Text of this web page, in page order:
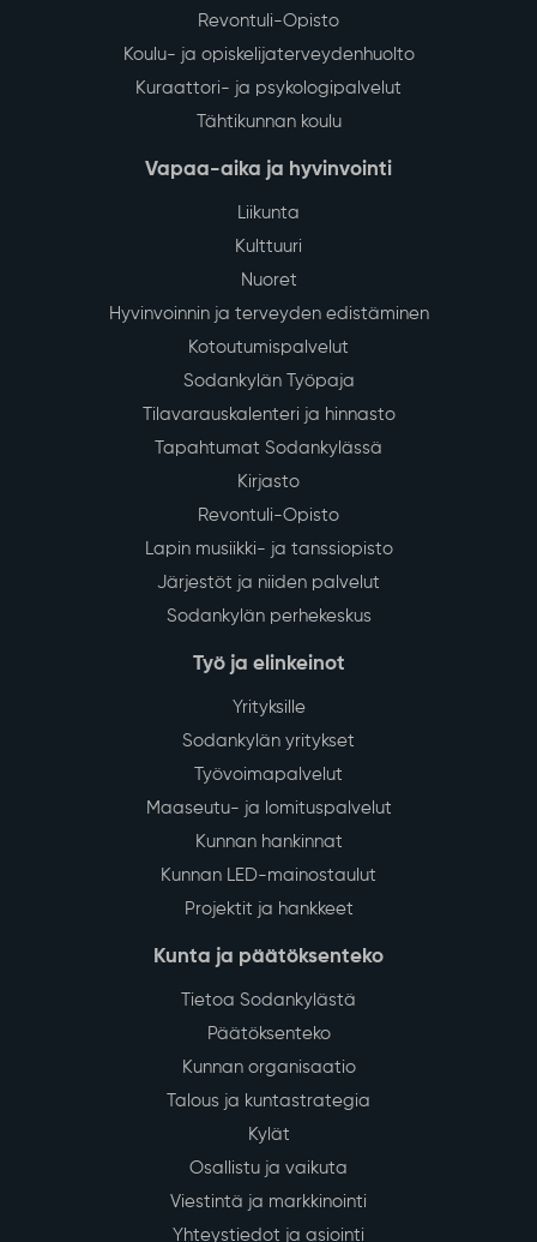
Revontuli-Opisto
Koulu- ja opiskelijaterveydenhuolto
Kuraattori- ja psykologipalvelut
Tähtikunnan koulu
Vapaa-aika ja hyvinvointi
Liikunta
Kulttuuri
Nuoret
Hyvinvoinnin ja terveyden edistäminen
Kotoutumispalvelut
Sodankylän Työpaja
Tilavarauskalenteri ja hinnasto
Tapahtumat Sodankylässä
Kirjasto
Revontuli-Opisto
Lapin musiikki- ja tanssiopisto
Järjestöt ja niiden palvelut
Sodankylän perhekeskus
Työ ja elinkeinot
Yrityksille
Sodankylän yritykset
Työvoimapalvelut
Maaseutu- ja lomituspalvelut
Kunnan hankinnat
Kunnan LED-mainostaulut
Projektit ja hankkeet
Kunta ja päätöksenteko
Tietoa Sodankylästä
Päätöksenteko
Kunnan organisaatio
Talous ja kuntastrategia
Kylät
Osallistu ja vaikuta
Viestintä ja markkinointi
Yhteystiedot ja asiointi